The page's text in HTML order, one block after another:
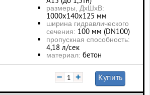
размеры, ДхШхВ:
1000х140х125 мм
ширина гидравлического
сечения: 100 мм (DN100)
пропускная способность:
4,18 л/сек
материал: бетон
− + Купить